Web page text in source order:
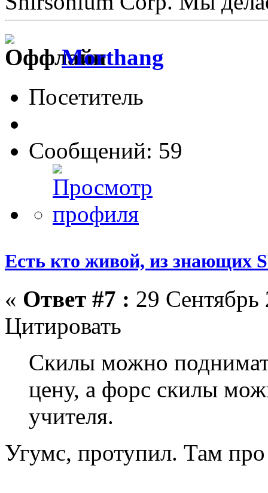
Morthang
Посетитель
Сообщений: 59
Есть кто живой, из знающих
« Ответ #7 : 29
Цитировать
Скилы можно
цену, а форс скилы
учителя.
Угумс, протупил. Там